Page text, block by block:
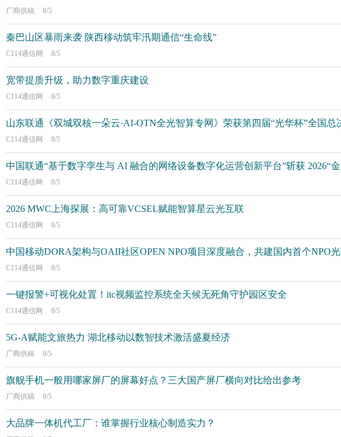
厂商供稿 8/5
秦巴山区暴雨来袭 陕西移动筑牢汛期通信“生命线”
C114通信网 8/5
宽带提质升级，助力数字重庆建设
C114通信网 8/5
山东联通《双城双核一朵云·AI-OTN全光智算专网》荣获第四届“光华杯”全国总
C114通信网 8/5
中国联通“基于数字孪生与 AI 融合的网络设备数字化运营创新平台”斩获 2026“
C114通信网 8/5
2026 MWC上海探展：高可靠VCSEL赋能智算星云光互联
C114通信网 8/5
中国移动DORA架构与OAII社区OPEN NPO项目深度融合，共建国内首个NPO
C114通信网 8/5
一键报警+可视化处置！itc视频监控系统全天候无死角守护园区安全
C114通信网 8/5
5G-A赋能文旅热力 湖北移动以数智技术激活盛夏经济
厂商供稿 8/5
旗舰手机一般用哪家屏厂的屏幕好点？三大国产屏厂横向对比给出参考
厂商供稿 8/5
大品牌一体机代工厂：谁掌握行业核心制造实力？